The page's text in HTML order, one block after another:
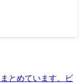
とめています。ビ